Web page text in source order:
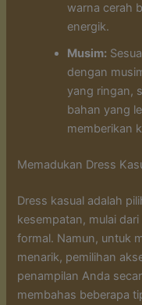
warna cerah
energik.
Musim:
dengan
yang ringan,
bahan yang
memberikan
Memadukan Dress
Dress kasual adalah
kesempatan, mulai
formal. Namun, untuk
menarik, pemilihan
penampilan Anda
membahas beberapa